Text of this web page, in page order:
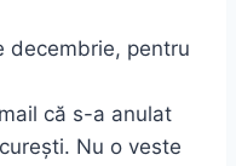
decembrie, pentru
că s-a anulat
Nu o veste